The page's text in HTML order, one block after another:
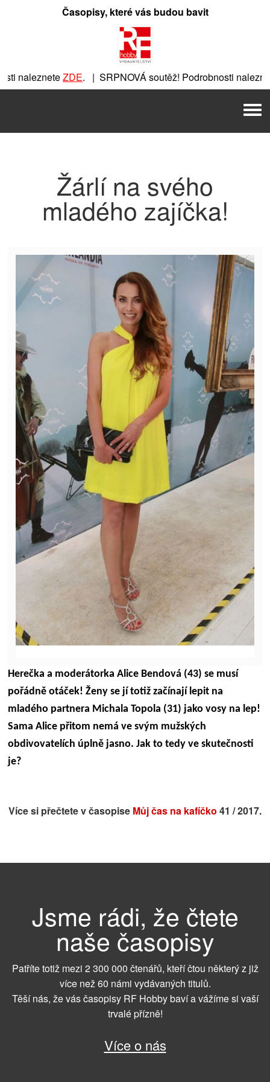
Časopisy, které vás budou bavit
nalezneteZDE. | SRPNOVÁ soutěž! Podrobnosti
. |
Žárlí na svého
mladého zajíčka!
Herečka a moderátorka Alice Bendová (43) se musí
pořádně otáček! Ženy se jí totiž začínají lepit na
mladého partnera Michala Topola (31) jako vosy na lep!
Sama Alice přitom nemá ve svým mužských
obdivovatelích úplně jasno. Jak to tedy ve skutečnosti
je?
Více si přečtete v časopise Můj čas na kafíčko 41 / 2017.
Jsme rádi, že čtete
naše časopisy
Patříte totiž mezi 2 300 000 čtenářů, kteří čtou některý z již
více než 60 námi vydávaných titulů.
Těší nás, že vás časopisy RF Hobby baví a vážíme si vaší
trvalé přízně!
Více o nás